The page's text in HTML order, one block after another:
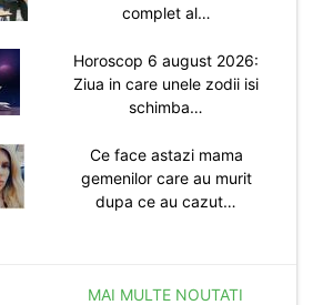
complet al…
Horoscop 6 august 2026:
Ziua in care unele zodii isi
schimba…
Ce face astazi mama
gemenilor care au murit
dupa ce au cazut…
MAI MULTE NOUTATI